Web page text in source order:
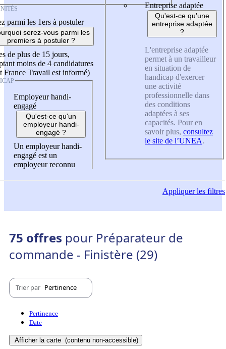
parmi les 1ers à postuler
serez-vous parmi les
premiers à postuler ?
de plus de 15 jours,
moins de 4 candidatures
France Travail est informé)
Employeur handi-
engagé
Qu'est-ce qu'un
employeur handi-
engagé ?
Un employeur handi-
engagé est un
employeur reconnu
Entreprise adaptée
Qu'est-ce qu'une
entreprise adaptée
?
L'entreprise adaptée
permet à un travailleur
en situation de
handicap d'exercer
une activité
professionnelle dans
des conditions
adaptées à ses
capacités. Pour en
savoir plus, consultez
le site de l’UNEA.
Appliquerles filtres
75 offres pour Préparateur de
commande - Finistère (29)
Trier par Pertinence
Pertinence
Date
Afficher la carte (contenu non-accessible)